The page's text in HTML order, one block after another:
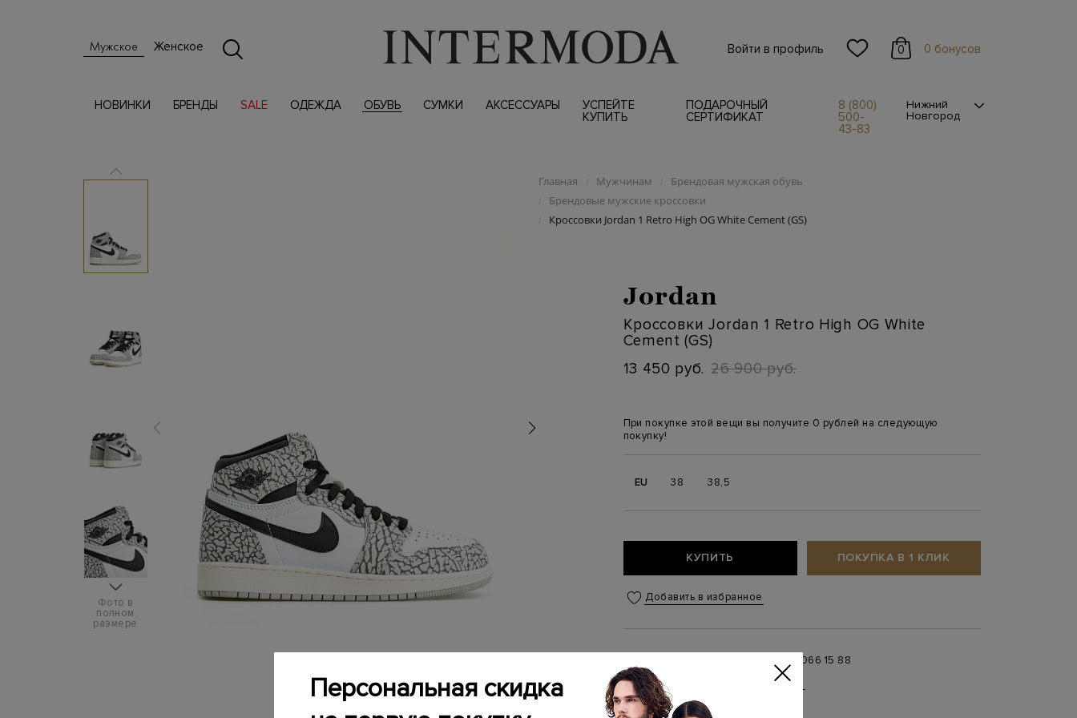
Мужское Женское Войти в профиль 0 0 бонусов
НОВИНКИ БРЕНДЫ SALE ОДЕЖДА ОБУВЬ СУМКИ АКСЕССУАРЫ
УСПЕЙТЕ
КУПИТЬ
ПОДАРОЧНЫЙ
СЕРТИФИКАТ
8 (800)
500-
43-83
Нижний
Новгород
Фото в
полном
размере
Главная / Мужчинам / Брендовая мужская обувь
/ Брендовые мужские кроссовки
/ Кроссовки Jordan 1 Retro High OG White Cement (GS)
Jordan
Кроссовки Jordan 1 Retro High OG White
Cement (GS)
13 450 руб. 26 900 руб.
При покупке этой вещи вы получите 0 рублей на следующую
покупку!
EU 38 38,5
КУПИТЬ ПОКУПКА В 1 КЛИК
Добавить в избранное
+ 7 996 066 15 88
Менеджер бутика в
Telegram
(ежедневно с 10:00 до 21:00)
Персональная скидка